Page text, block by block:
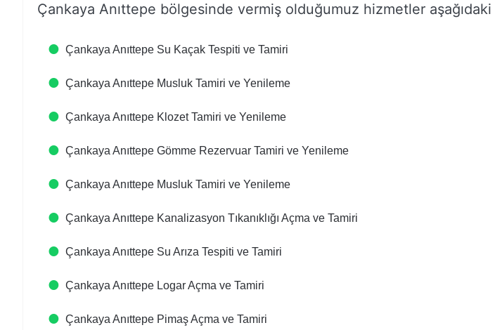
Çankaya Anıttepe bölgesinde vermiş olduğumuz hizmetler
Çankaya Anıttepe Su Kaçak Tespiti ve Tamiri
Çankaya Anıttepe Musluk Tamiri ve Yenileme
Çankaya Anıttepe Klozet Tamiri ve Yenileme
Çankaya Anıttepe Gömme Rezervuar Tamiri ve Yenileme
Çankaya Anıttepe Musluk Tamiri ve Yenileme
Çankaya Anıttepe Kanalizasyon Tıkanıklığı Açma ve Tamiri
Çankaya Anıttepe Su Arıza Tespiti ve Tamiri
Çankaya Anıttepe Logar Açma ve Tamiri
Çankaya Anıttepe Pimaş Açma ve Tamiri